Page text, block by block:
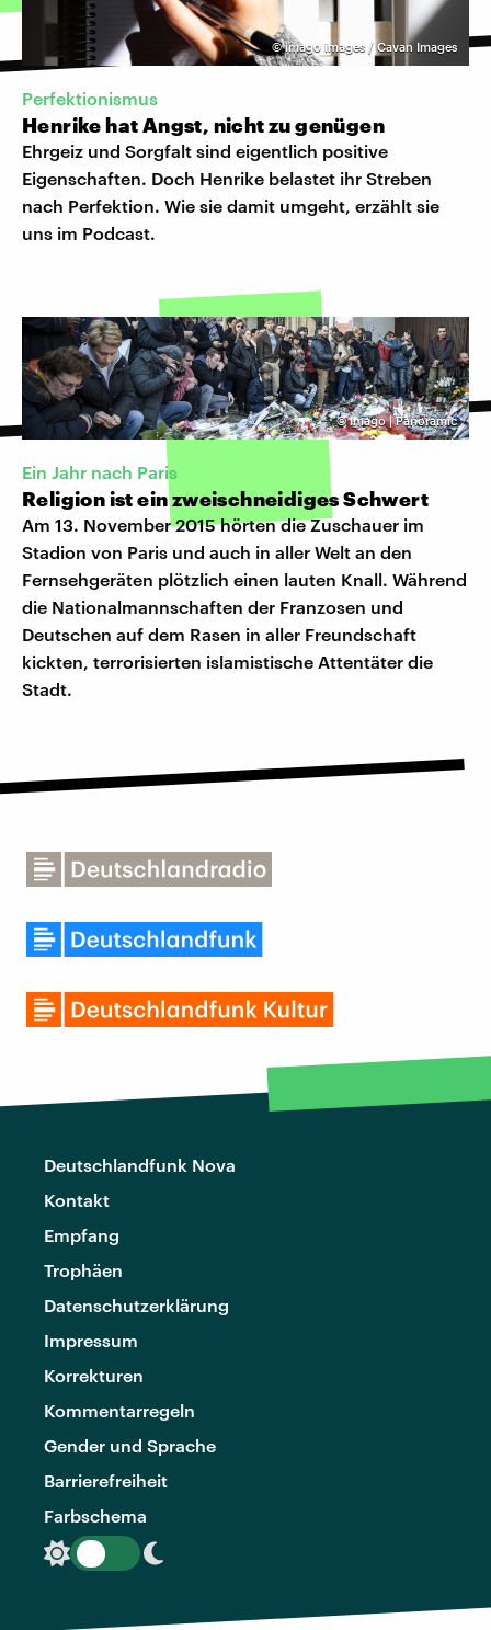
©imago images / Cavan Images
Perfektionismus
Henrike hat Angst, nicht zu genügen
Ehrgeiz und Sorgfalt sind eigentlich positive
Eigenschaften. Doch Henrike belastet ihr Streben
nach Perfektion. Wie sie damit umgeht, erzählt sie
uns im Podcast.
©Imago | Panoramic
Ein Jahr nach Paris
Religion ist ein zweischneidiges Schwert
Am 13. November 2015 hörten die Zuschauer im
Stadion von Paris und auch in aller Welt an den
Fernsehgeräten plötzlich einen lauten Knall. Während
die Nationalmannschaften der Franzosen und
Deutschen auf dem Rasen in aller Freundschaft
kickten, terrorisierten islamistische Attentäter die
Stadt.
Deutschlandfunk Nova
Kontakt
Empfang
Trophäen
Datenschutzerklärung
Impressum
Korrekturen
Kommentarregeln
Gender und Sprache
Barrierefreiheit
Farbschema